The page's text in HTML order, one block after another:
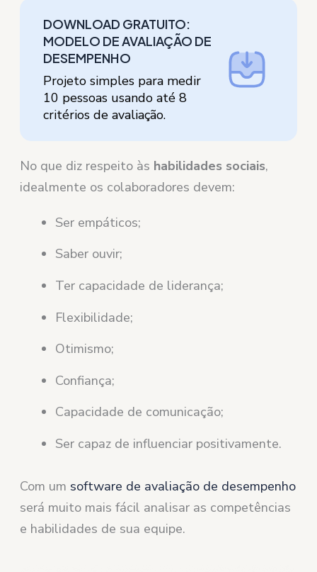
DOWNLOAD GRATUITO:
MODELO DE AVALIAÇÃO DE
DESEMPENHO
Projeto simples para medir
10 pessoas usando até 8
critérios de avaliação.
No que diz respeito às habilidades sociais,
idealmente os colaboradores devem:
Ser empáticos;
Saber ouvir;
Ter capacidade de liderança;
Flexibilidade;
Otimismo;
Confiança;
Capacidade de comunicação;
Ser capaz de influenciar positivamente.
Com um software de avaliação de desempenho
será muito mais fácil analisar as competências
e habilidades de sua equipe.